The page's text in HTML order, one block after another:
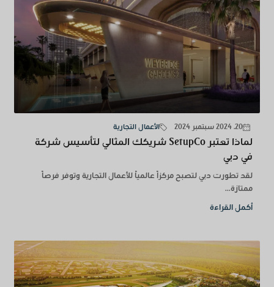
20. 2024 سبتمبر 2024 الأعمال التجارية
لماذا تعتبر SetupCo شريكك المثالي لتأسيس شركة
في دبي
لقد تطورت دبي لتصبح مركزاً عالمياً للأعمال التجارية وتوفر فرصاً
ممتازة...
أكمل القراءة